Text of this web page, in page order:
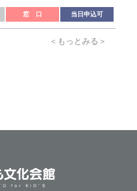
窓 口 当日申込可
＜もっとみる＞